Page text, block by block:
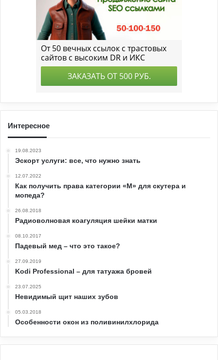
Интересное
19.08.2023
Эскорт услуги: все, что нужно знать
12.07.2022
Как получить права категории «М» для скутера и
мопеда?
26.08.2018
Радиоволновая коагуляция шейки матки
08.10.2017
Падевый мед – что это такое?
27.09.2019
Kodi Professional – для татуажа бровей
23.07.2025
Невидимый щит наших зубов
05.03.2018
Особенности окон из поливинилхлорида